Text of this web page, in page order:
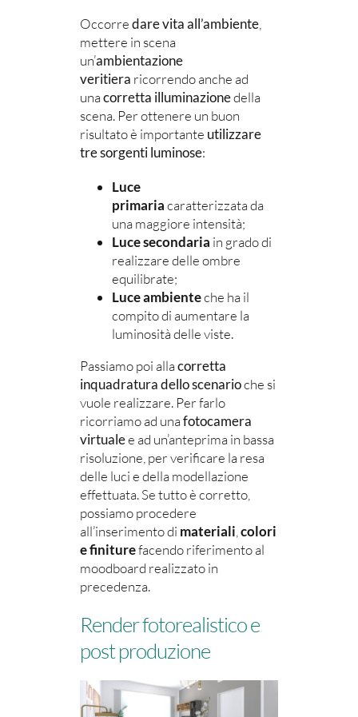
Occorredare vita all’ambiente,
mettere in scena
un’ambientazione
veritiera ricorrendo anche ad
unacorretta illuminazionedella
scena. Per ottenere un buon
risultato è importante utilizzare
tre sorgenti luminose:
Luce
primariacaratterizzata da
una maggiore intensità;
Luce secondaria in grado di
realizzare delle ombre
equilibrate;
Luce ambienteche ha il
compito di aumentare la
luminosità delle viste.
Passiamo poi allacorretta
inquadratura dello scenarioche si
vuole realizzare. Per farlo
ricorriamo ad unafotocamera
virtualee ad un’anteprima in bassa
risoluzione, per verificare la resa
delle luci e della modellazione
effettuata. Se tutto è corretto,
possiamo procedere
all’inserimento di materiali colori
e finiturefacendo riferimento al
moodboard realizzato in
precedenza.
Render fotorealistico e
post produzione